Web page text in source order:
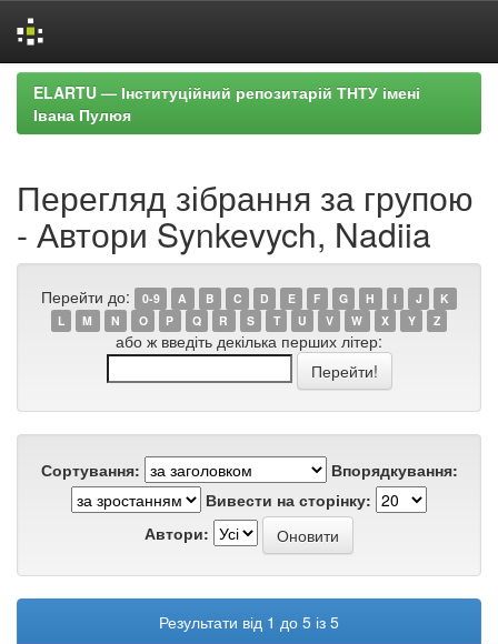
Skip
navigation
ELARTU — Інституційний репозитарій ТНТУ імені
Івана Пулюя
Перегляд зібрання за групою
- Автори Synkevych, Nadiia
Перейти до: 0-9 A B C D E F G H I J
K
L
M N O P Q R S T U V W X Y Z
або ж введіть декілька перших літер:
Сортування:
Впорядкування:
Вивести на сторінку:
Автори:
Результати від 1 до 5 із 5